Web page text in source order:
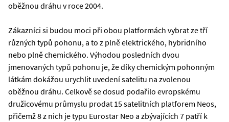
oběžnou dráhu v roce 2004.
Zákazníci si budou moci při obou platformách vybrat ze tří
různých typů pohonu, a to z plně elektrického, hybridního
nebo plně chemického. Výhodou posledních dvou
jmenovaných typů pohonu je, že díky chemickým pohonným
látkám dokážou urychlit uvedení satelitu na zvolenou
oběžnou dráhu. Celkově se dosud podařilo evropskému
družicovému průmyslu prodat 15 satelitních platforem Neos,
přičemž 8 z nich je typu Eurostar Neo a zbývajících 7 patří k